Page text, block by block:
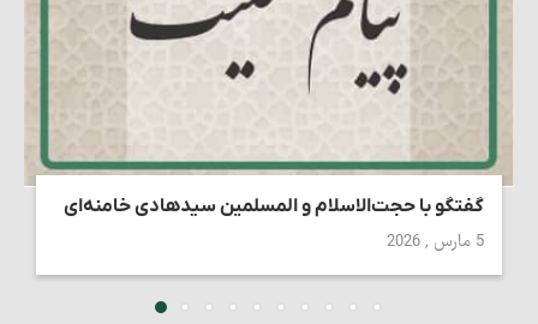
گفتگو با حجت‌الاسلام و المسلمین سیدهادی خامنه‌ای
5 مارس , 2026